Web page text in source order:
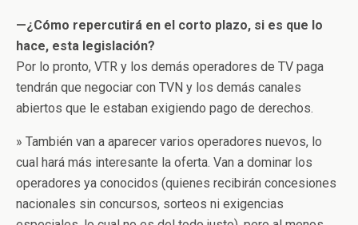
—¿Cómo repercutirá en el corto plazo, si es que lo
hace, esta legislación?
Por lo pronto, VTR y los demás operadores de TV paga
tendrán que negociar con TVN y los demás canales
abiertos que le estaban exigiendo pago de derechos.
» También van a aparecer varios operadores nuevos, lo
cual hará más interesante la oferta. Van a dominar los
operadores ya conocidos (quienes recibirán concesiones
nacionales sin concursos, sorteos ni exigencias